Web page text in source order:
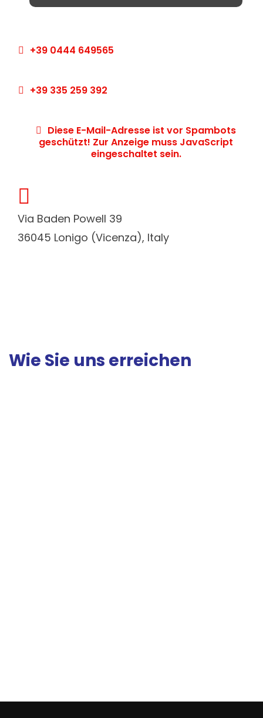
+39 0444 649565
+39 335 259 392
Diese E-Mail-Adresse ist vor Spambots
geschützt! Zur Anzeige muss JavaScript
eingeschaltet sein.
fa-
map-
Via Baden Powell 39
36045 Lonigo (Vicenza), Italy
Wie Sie uns erreichen